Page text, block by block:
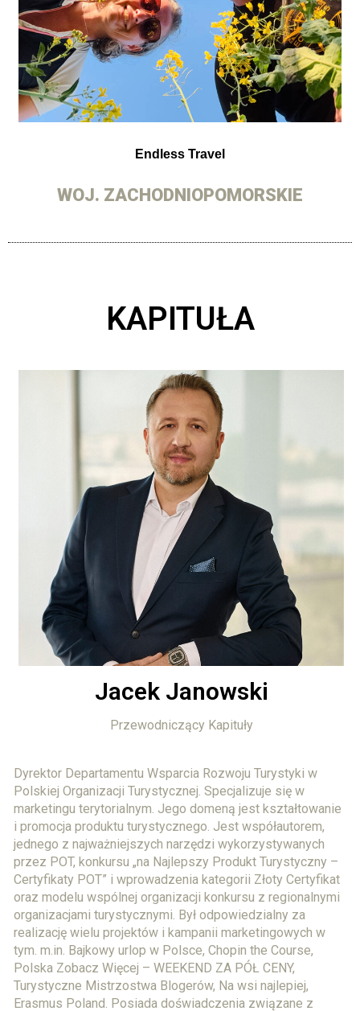
Endless Travel
WOJ. ZACHODNIOPOMORSKIE
KAPITUŁA
Jacek Janowski
Przewodniczący Kapituły
Dyrektor Departamentu Wsparcia Rozwoju Turystyki w
Polskiej Organizacji Turystycznej. Specjalizuje się w
marketingu terytorialnym. Jego domeną jest kształtowanie
i promocja produktu turystycznego. Jest współautorem,
jednego z najważniejszych narzędzi wykorzystywanych
przez POT, konkursu „na Najlepszy Produkt Turystyczny –
Certyfikaty POT” i wprowadzenia kategorii Złoty Certyfikat
oraz modelu wspólnej organizacji konkursu z regionalnymi
organizacjami turystycznymi. Był odpowiedzialny za
realizację wielu projektów i kampanii marketingowych w
tym. m.in. Bajkowy urlop w Polsce, Chopin the Course,
Polska Zobacz Więcej – WEEKEND ZA PÓŁ CENY,
Turystyczne Mistrzostwa Blogerów, Na wsi najlepiej,
Erasmus Poland. Posiada doświadczenia związane z